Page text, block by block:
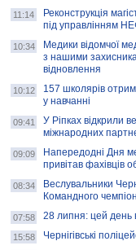
11:14
Реконструкція
під управлінням
10:34
Медики відомчої
з нашими
відновлення
10:12
157 школярів
у навчанні
09:41
У Ріпках відкрили
міжнародних
09:09
Напередодні Дня
привітав фахівців
08:34
Веслувальники
Командного
07:58 28 липня: цей день в
15:58 Чернігівські